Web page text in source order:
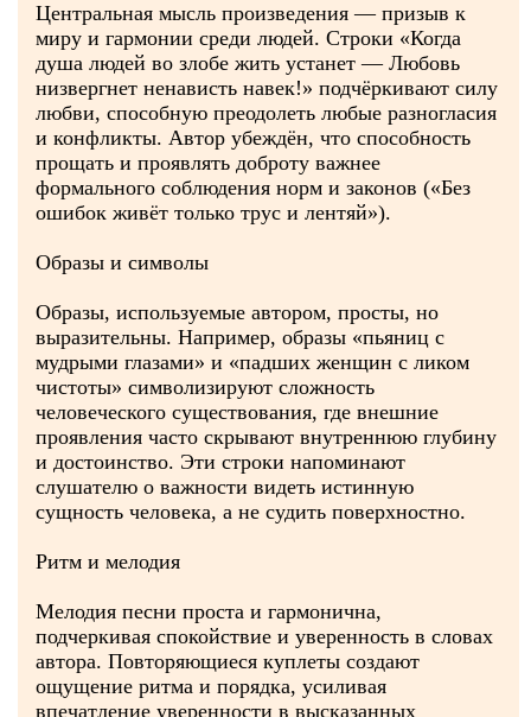
Центральная мысль произведения — призыв к
миру и гармонии среди людей. Строки «Когда
душа людей во злобе жить устанет — Любовь
низвергнет ненависть навек!» подчёркивают силу
любви, способную преодолеть любые разногласия
и конфликты. Автор убеждён, что способность
прощать и проявлять доброту важнее
формального соблюдения норм и законов («Без
ошибок живёт только трус и лентяй»).
Образы и символы
Образы, используемые автором, просты, но
выразительны. Например, образы «пьяниц с
мудрыми глазами» и «падших женщин с ликом
чистоты» символизируют сложность
человеческого существования, где внешние
проявления часто скрывают внутреннюю глубину
и достоинство. Эти строки напоминают
слушателю о важности видеть истинную
сущность человека, а не судить поверхностно.
Ритм и мелодия
Мелодия песни проста и гармонична,
подчеркивая спокойствие и уверенность в словах
автора. Повторяющиеся куплеты создают
ощущение ритма и порядка, усиливая
впечатление уверенности в высказанных